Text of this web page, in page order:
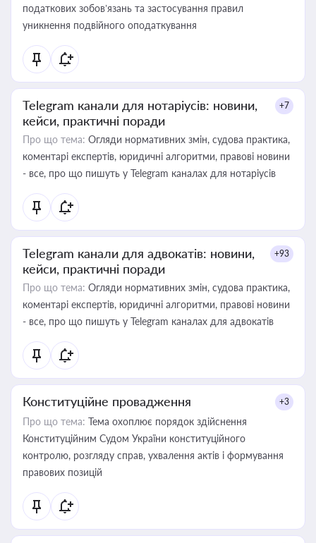
податкових зобов’язань та застосування правил
уникнення подвійного оподаткування
Telegram канали для нотаріусів: новини,
кейси, практичні поради
+7
Про що тема: Огляди нормативних змін, судова практика,
коментарі експертів, юридичні алгоритми, правові новини
- все, про що пишуть у Telegram каналах для нотаріусів
Telegram канали для адвокатів: новини,
кейси, практичні поради
+93
Про що тема: Огляди нормативних змін, судова практика,
коментарі експертів, юридичні алгоритми, правові новини
- все, про що пишуть у Telegram каналах для адвокатів
Конституційне провадження +3
Про що тема: Тема охоплює порядок здійснення
Конституційним Судом України конституційного
контролю, розгляду справ, ухвалення актів і формування
правових позицій